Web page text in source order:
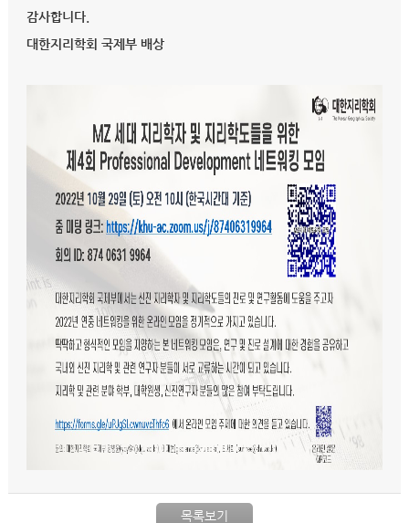
감사합니다.
대한지리학회 국제부 배상
목록보기